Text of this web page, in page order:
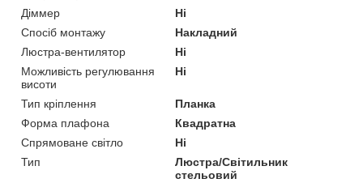
Діммер
Ні
Спосіб монтажу
Накладний
Люстра-вентилятор
Ні
Можливість регулювання
висоти
Ні
Тип кріплення
Планка
Форма плафона
Квадратна
Спрямоване світло
Ні
Тип
Люстра/Світильник
стельовий